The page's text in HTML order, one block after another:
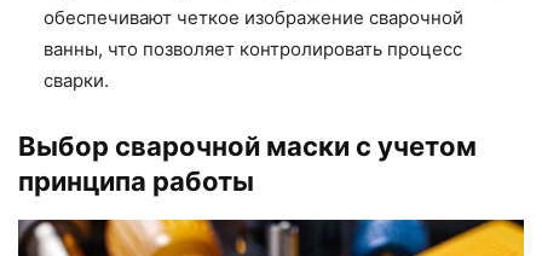
обеспечивают четкое изображение сварочной
ванны, что позволяет контролировать процесс
сварки.
Выбор сварочной маски с учетом
принципа работы